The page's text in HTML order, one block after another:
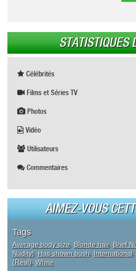
STATISTIQUES
Célébrités
Films et Séries TV
Photos
Vidéo
Utilisateurs
Commentaires
AIMEZ-VOUS
Tags
Average body size, Blonde hair, Brief
Nudity!, Has shown bush, International,
(Real), White